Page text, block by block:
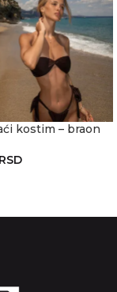
kostim – braon
RSD